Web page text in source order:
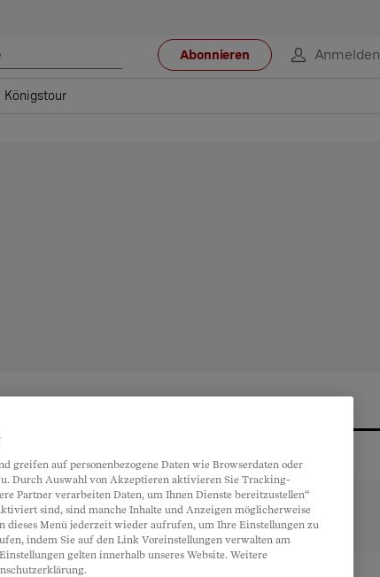
Abonnieren Anmelden
Königstour
greifen auf personenbezogene Daten wie Browserdaten oder
Durch Auswahl von Akzeptieren aktivieren Sie Tracking-
Partner verarbeiten Daten, um Ihnen Dienste bereitzustellen“
sind, sind manche Inhalte und Anzeigen möglicherweise
dieses Menü jederzeit wieder aufrufen, um Ihre Einstellungen zu
indem Sie auf den Link Voreinstellungen verwalten am
gelten innerhalb unseres Website. Weitere